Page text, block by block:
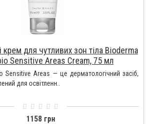
крем для чутливих зон тіла Bioderma
Sensitive Areas Cream, 75 мл
Sensitive Areas — це дерматологічний засіб,
для освітленн..
1158 грн